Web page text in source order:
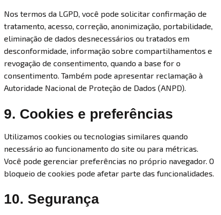
Nos termos da LGPD, você pode solicitar confirmação de
tratamento, acesso, correção, anonimização, portabilidade,
eliminação de dados desnecessários ou tratados em
desconformidade, informação sobre compartilhamentos e
revogação de consentimento, quando a base for o
consentimento. Também pode apresentar reclamação à
Autoridade Nacional de Proteção de Dados (ANPD).
9. Cookies e preferências
Utilizamos cookies ou tecnologias similares quando
necessário ao funcionamento do site ou para métricas.
Você pode gerenciar preferências no próprio navegador. O
bloqueio de cookies pode afetar parte das funcionalidades.
10. Segurança